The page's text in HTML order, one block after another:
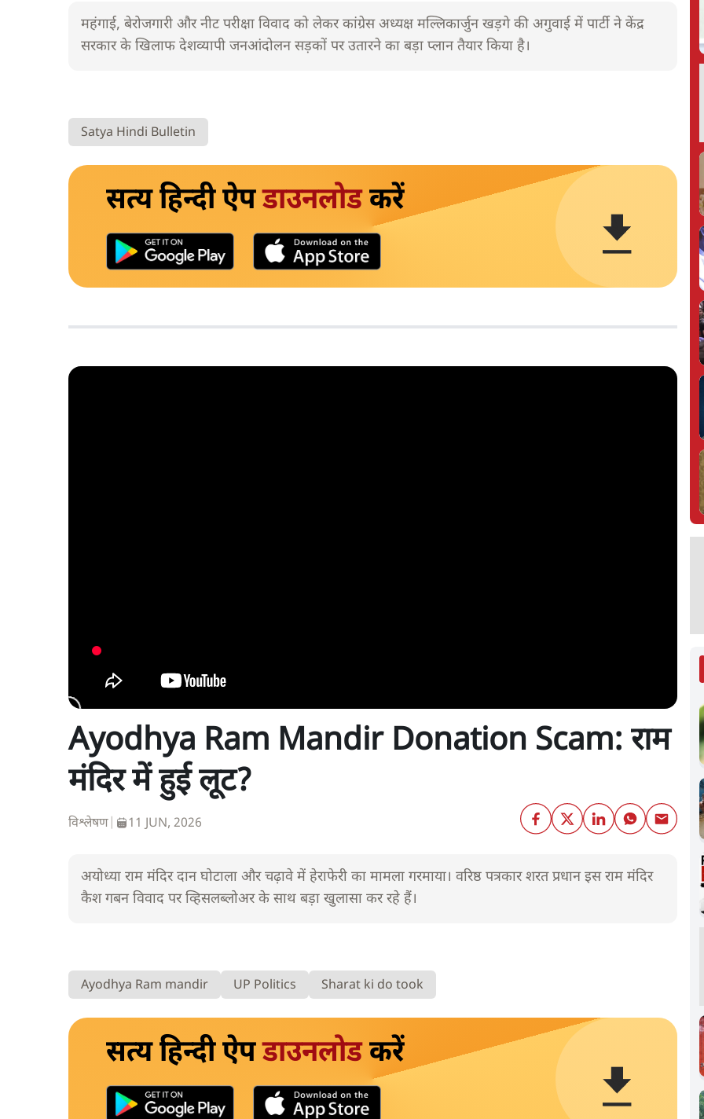
महंगाई, बेरोजगारी और नीट परीक्षा विवाद को लेकर कांग्रेस अध्यक्ष मल्लिकार्जुन खड़गे की अगुवाई में पार्टी ने केंद्र
सरकार के खिलाफ देशव्यापी जनआंदोलन सड़कों पर उतारने का बड़ा प्लान तैयार किया है।
Satya Hindi Bulletin
सत्य हिन्दी ऐपडाउनलोडकरें
Ayodhya Ram Mandir Donation Scam: राम
मंदिर में हुई लूट?
विश्लेषण 11 JUN, 2026
अयोध्या राम मंदिर दान घोटाला और चढ़ावे में हेराफेरी का मामला गरमाया। वरिष्ठ पत्रकार शरत प्रधान इस राम मंदिर
कैश गबन विवाद पर व्हिसलब्लोअर के साथ बड़ा खुलासा कर रहे हैं।
Ayodhya Ram mandir UP Politics Sharat ki do took
सत्य हिन्दी ऐपडाउनलोडकरें